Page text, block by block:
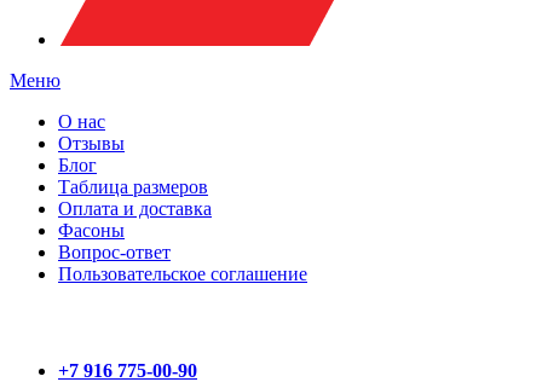
Меню
О нас
Отзывы
Блог
Таблица размеров
Оплата и доставка
Фасоны
Вопрос-ответ
Пользовательское соглашение
+7 916 775-00-90